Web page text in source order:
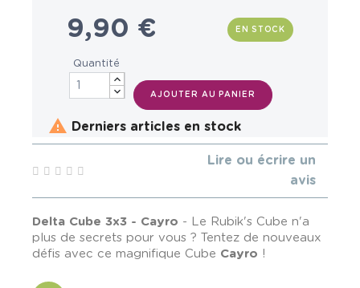
9,90 € EN STOCK
Quantité
AJOUTER AU PANIER
 Derniers articles en stock
Lire ou écrire un
avis
Delta Cube 3x3 - Cayro - Le Rubik's Cube n'a
plus de secrets pour vous ? Tentez de nouveaux
défis avec ce magnifique Cube Cayro !